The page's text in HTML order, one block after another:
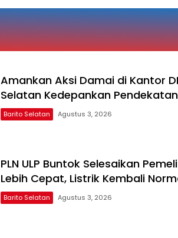
Amankan Aksi Damai di Kantor
Selatan Kedepankan
Barito Selatan Agustus 3, 2026
PLN ULP Buntok Selesaikan
Lebih Cepat, Listrik Kembali
Barito Selatan Agustus 3, 2026